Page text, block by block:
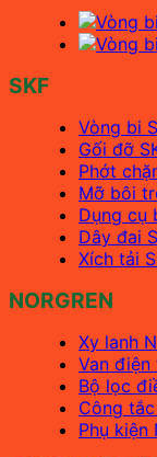
SKF
Vòng bi
Gối đỡ
Phớt
Mỡ bôi
Dụng cụ
Dây đai
Xích tải
NORGREN
Xy lanh
Van
Bộ lọc
Công
Phụ kiện